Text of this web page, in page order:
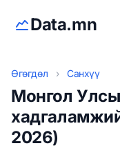
Data.mn
Өгөгдөл › Санхүү
Монгол
2026)